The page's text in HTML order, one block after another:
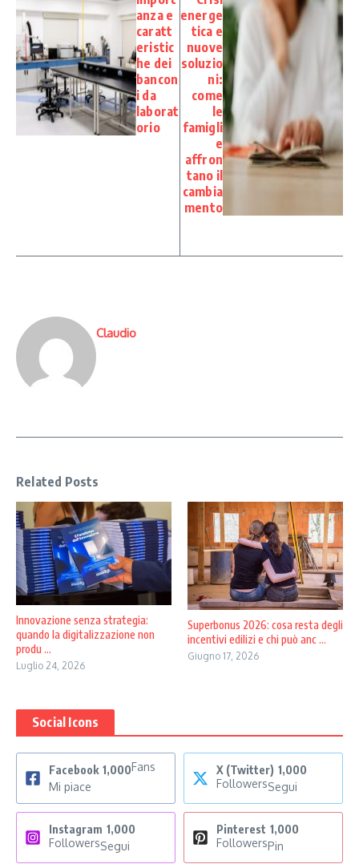
anza e
caratt
eristic
he dei
bancon
i da
laborat
orio
energe
tica e
nuove
soluzio
ni:
come
le
famigli
e
affron
tano il
cambia
mento
Claudio
Related Posts
Innovazione senza strategia:
quando la digitalizzazione non
produ ...
Luglio 24, 2026
Superbonus 2026: cosa resta degli
incentivi edilizi e chi può anc ...
Giugno 17, 2026
Social Icons
Facebook 1,000Fans
Mi piace
X (Twitter) 1,000
FollowersSegui
Instagram 1,000
FollowersSegui
Pinterest 1,000
FollowersPin